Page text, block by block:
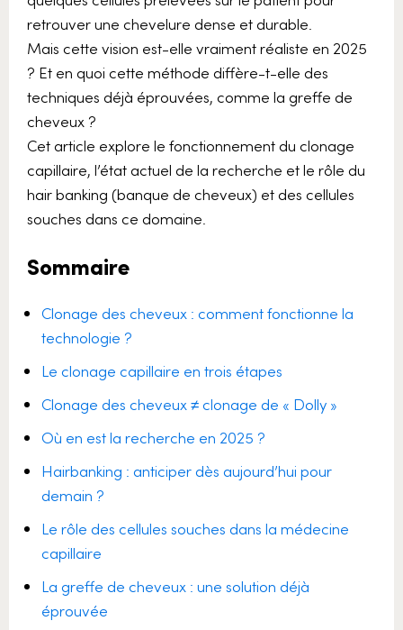
retrouver une chevelure dense et durable.
Mais cette vision est-elle vraiment réaliste en 2025
? Et en quoi cette méthode diffère-t-elle des
techniques déjà éprouvées, comme la greffe de
cheveux ?
Cet article explore le fonctionnement du clonage
capillaire, l’état actuel de la recherche et le rôle du
hair banking (banque de cheveux) et des cellules
souches dans ce domaine.
Sommaire
Clonage des cheveux : comment fonctionne la
technologie ?
Le clonage capillaire en trois étapes
Clonage des cheveux ≠ clonage de « Dolly »
Où en est la recherche en 2025 ?
Hairbanking : anticiper dès aujourd’hui pour
demain ?
Le rôle des cellules souches dans la médecine
capillaire
La greffe de cheveux : une solution déjà
éprouvée